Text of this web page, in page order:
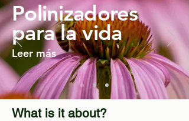
Polinizadores
para la vida
Leer más
What is it about?